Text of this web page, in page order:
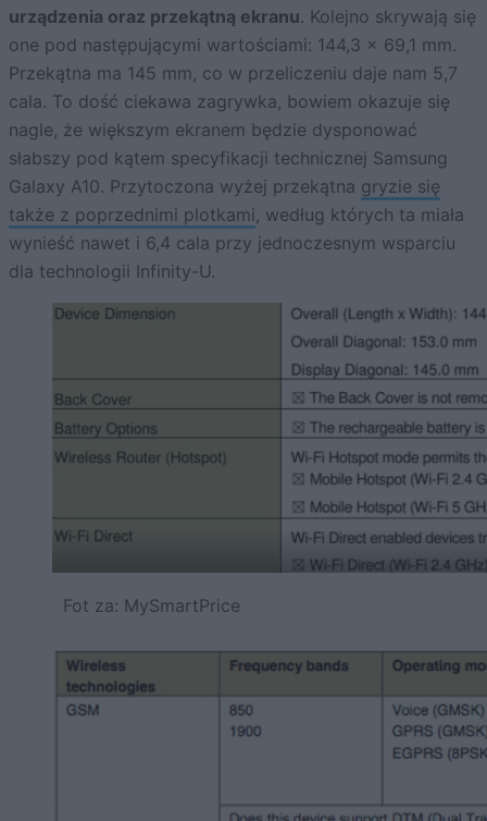
urządzenia oraz przekątną ekranu. Kolejno skrywają się
one pod następującymi wartościami: 144,3 x 69,1 mm.
Przekątna ma 145 mm, co w przeliczeniu daje nam 5,7
cala. To dość ciekawa zagrywka, bowiem okazuje się
nagle, że większym ekranem będzie dysponować
słabszy pod kątem specyfikacji technicznej Samsung
Galaxy A10. Przytoczona wyżej przekątna gryzie się
także z poprzednimi plotkami, według których ta miała
wynieść nawet i 6,4 cala przy jednoczesnym wsparciu
dla technologii Infinity-U.
Fot za: MySmartPrice